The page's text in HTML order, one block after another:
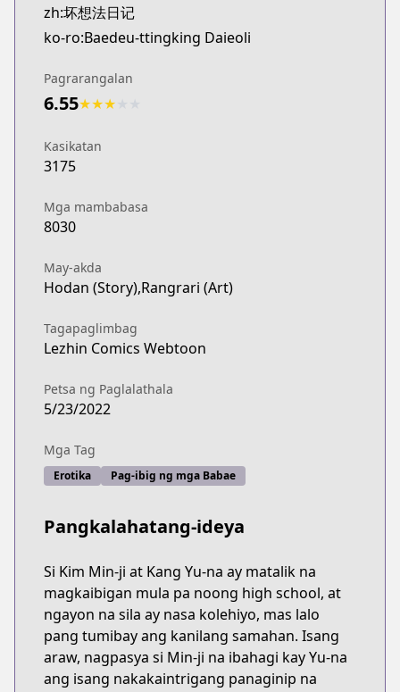
Lezhin
Lezhin
BeLTOON
BeLTOON
Lezhin X
Lezhin X
Lezhin
Lezhin
Lezhin
Lezhin
zh:坏想法日记
ko-ro:Baedeu-ttingking Daieoli
Pagrarangalan
6.55★★★
Kasikatan
3175
Mga mambabasa
8030
May-akda
Hodan (Story),Rangrari (Art)
Tagapaglimbag
Lezhin Comics Webtoon
Petsa ng Paglalathala
5/23/2022
Mga Tag
Erotika Pag-ibig ng mga Babae
Pangkalahatang-ideya
Si Kim Min-ji at Kang Yu-na ay matalik na
magkaibigan mula pa noong high school, at
ngayon na sila ay nasa kolehiyo, mas lalo
pang tumibay ang kanilang samahan. Isang
araw, nagpasya si Min-ji na ibahagi kay Yu-na
ang isang nakakaintrigang panaginip na